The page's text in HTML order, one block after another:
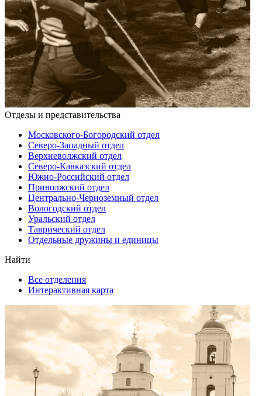
Отделы и представительства
Московского-Богородский отдел
Северо-Западный отдел
Верхневолжский отдел
Северо-Кавказский отдел
Южно-Российский отдел
Приволжский отдел
Центрально-Черноземный отдел
Вологодский отдел
Уральский отдел
Таврический отдел
Отдельные дружины и единицы
Найти
Все отделения
Интерактивная карта